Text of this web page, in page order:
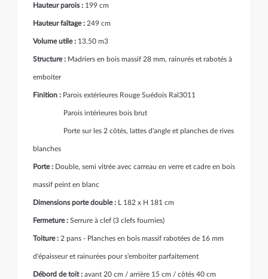
Hauteur parois : 199 cm
Hauteur faîtage : 249 cm
Volume utile : 13.50 m3
Structure : Madriers en bois massif 28 mm, rainurés et rabotés à
emboiter
Finition : Parois extérieures Rouge Suédois Ral3011
Parois intérieures bois brut
Porte sur les 2 côtés, lattes d'angle et planches de rives
blanches
Porte : Double, semi vitrée avec carreau en verre et cadre en bois
massif peint en blanc
Dimensions porte double : L 182 x H 181 cm
Fermeture : Serrure à clef (3 clefs fournies)
Toiture : 2 pans - Planches en bois massif rabotées de 16 mm
d'épaisseur et rainurées pour s'emboiter parfaitement
Débord de toit : avant 20 cm / arrière 15 cm / côtés 40 cm